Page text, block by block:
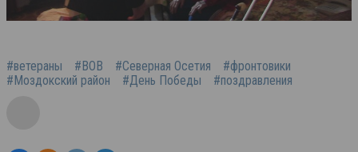
#ветераны #ВОВ #Северная Осетия
#фронтовики
#Моздокский район
#День Победы #поздравления